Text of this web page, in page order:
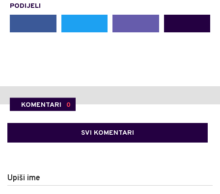
PODIJELI
KOMENTARI 0
SVI KOMENTARI
Upiši ime